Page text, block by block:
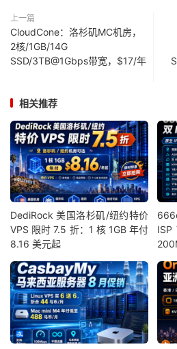
上一篇
CloudCone：洛杉矶MC机房，
2核/1GB/14G
SSD/3TB@1Gbps带宽，$17/年
相关推荐
DediRock 美国洛杉矶/纽约特价
VPS 限时 7.5 折：1 核 1GB 年付
8.16 美元起
ISP